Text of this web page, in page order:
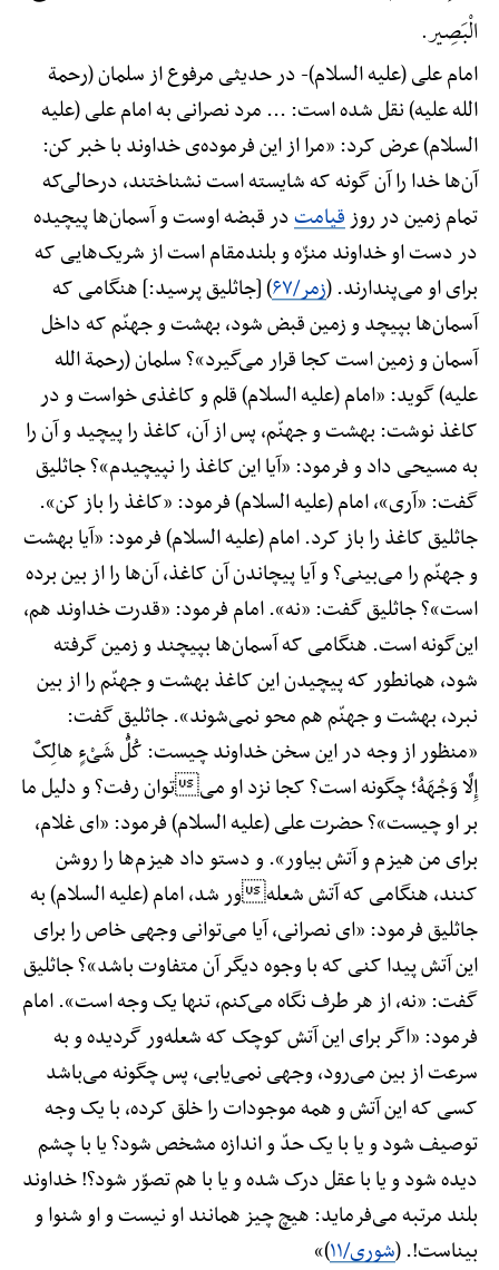
الْبَصِیر.
امام علی (علیه السلام)-در حدیثی مرفوع از سلمان (رحمة
الله علیه) نقل شده است: ... مرد نصرانی به امام علی (علیه
السلام) عرض کرد: «مرا از این فرموده‌ی خداوند با خبر کن:
آن‌ها خدا را آن گونه که شایسته است نشناختند، درحالی‌که
تمام زمین در روزقیامتدر قبضه اوست و آسمان‌ها پیچیده
در دست او خداوند منزّه و بلندمقام است از شریک‌هایی که
برای او می‌پندارند. (زمر/۶۷
) [جاثلیق پرسید:] هنگامی که
آسمان‌ها بپیچد و زمین قبض شود، بهشت و جهنّم که داخل
آسمان و زمین است کجا قرار می‌گیرد»؟ سلمان (رحمة الله
علیه) گوید: «امام (علیه السلام) قلم و کاغذی خواست و در
کاغذ نوشت: بهشت و جهنّم، پس از آن، کاغذ را پیچید و آن را
به مسیحی داد و فرمود: «آیا این کاغذ را نپیچیدم»؟ جاثلیق
گفت: «آری»، امام (علیه السلام) فرمود: «کاغذ را باز کن».
جاثلیق کاغذ را باز کرد. امام (علیه السلام) فرمود: «آیا بهشت
و جهنّم را می‌بینی؟ و آیا پیچاندن آن کاغذ، آن‌ها را از بین برده
است»؟ جاثلیق گفت: «نه». امام فرمود: «قدرت خداوند هم،
این‌گونه است. هنگامی که آسمان‌ها بپیچند و زمین گرفته
شود، همانطور که پیچیدن این کاغذ بهشت و جهنّم را از بین
نبرد، بهشت و جهنّم هم محو نمی‌شوند». جاثلیق گفت:
«منظور از وجه در این سخن خداوند چیست: کُلُّ شَیْءٍ هالِکٌ
إِلَّا وَجْهَهُ؛ چگونه است؟ کجا نزد او میتوان رفت؟ و دلیل ما
بر او چیست»؟ حضرت علی (علیه السلام) فرمود: «ای غلام،
برای من هیزم و آتش بیاور». و دستو داد هیزم‌ها را روشن
کنند، هنگامی که آتش شعلهور شد، امام (علیه السلام) به
جاثلیق فرمود: «ای نصرانی، آیا می‌توانی وجهی خاص را برای
این آتش پیدا کنی که با وجوه دیگر آن متفاوت باشد»؟ جاثلیق
گفت: «نه، از هر طرف نگاه می‌کنم، تنها یک وجه است». امام
فرمود: «اگر برای این آتش کوچک که شعله‌ور گردیده و به
سرعت از بین می‌رود، وجهی نمی‌یابی، پس چگونه می‌باشد
کسی که این آتش و همه موجودات را خلق کرده، با یک وجه
توصیف شود و یا با یک حدّ و اندازه مشخص شود؟ یا با چشم
دیده شود و یا با عقل درک شده و یا با هم تصوّر شود؟! خداوند
بلند مرتبه می‌فرماید: هیچ چیز همانند او نیست و او شنوا و
بیناست!. (شوری/۱۱ )»